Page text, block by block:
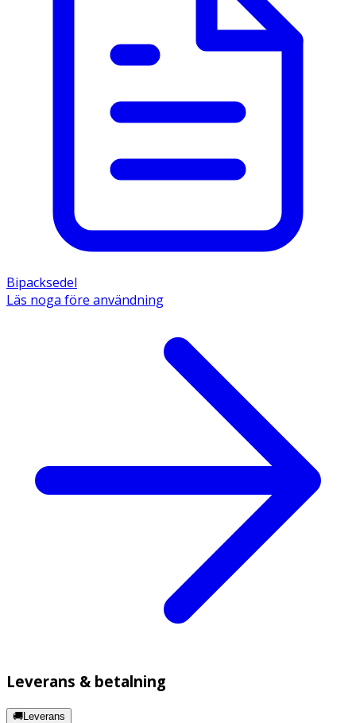
Bipacksedel
Läs noga före användning
Leverans & betalning
🚚Leverans